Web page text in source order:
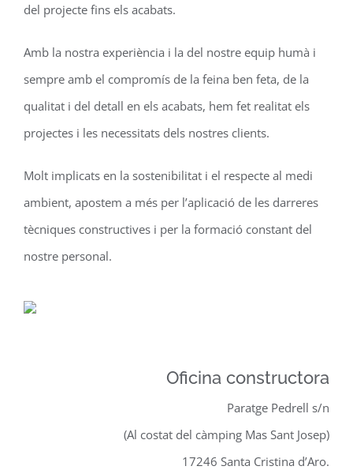
del projecte fins els acabats.
Amb la nostra experiència i la del nostre equip humà i
sempre amb el compromís de la feina ben feta, de la
qualitat i del detall en els acabats, hem fet realitat els
projectes i les necessitats dels nostres clients.
Molt implicats en la sostenibilitat i el respecte al medi
ambient, apostem a més per l’aplicació de les darreres
tècniques constructives i per la formació constant del
nostre personal.
Oficina constructora
Paratge Pedrell s/n
(Al costat del càmping Mas Sant Josep)
17246 Santa Cristina d’Aro.